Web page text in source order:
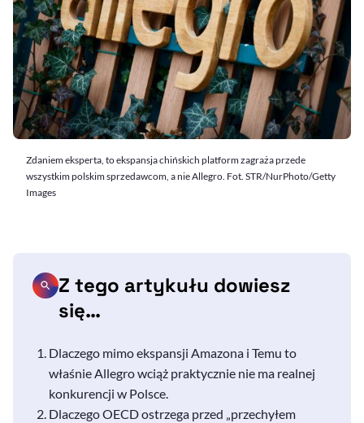
Zdaniem eksperta, to ekspansja chińskich platform zagraża przede
wszystkim polskim sprzedawcom, a nie Allegro. Fot. STR/NurPhoto/Getty
Images
Z tego artykułu dowiesz
się…
Dlaczego mimo ekspansji Amazona i Temu to
właśnie Allegro wciąż praktycznie nie ma realnej
konkurencji w Polsce.
DlaczegoOECDostrzega przed „przechyłem